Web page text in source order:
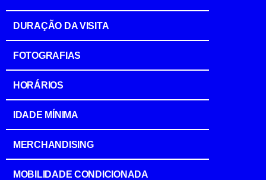
DURAÇÃO DA VISITA
FOTOGRAFIAS
HORÁRIOS
IDADE MÍNIMA
MERCHANDISING
MOBILIDADE CONDICIONADA